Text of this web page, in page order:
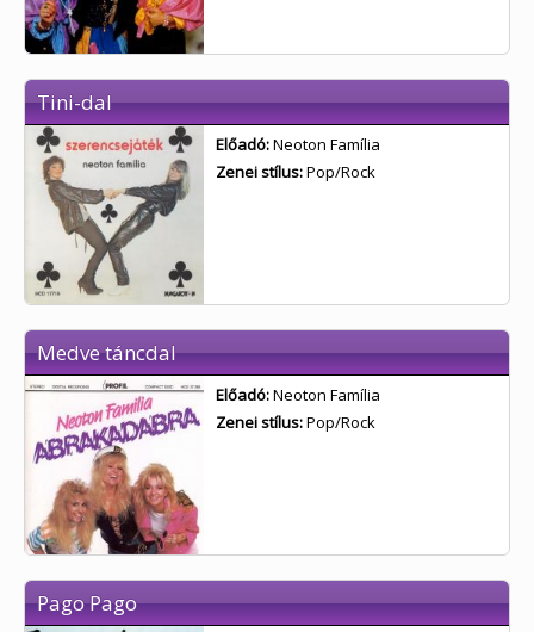
Tini-dal
Előadó:Neoton Família
Zenei stílus:Pop/Rock
Medve táncdal
Előadó:Neoton Família
Zenei stílus:Pop/Rock
Pago Pago